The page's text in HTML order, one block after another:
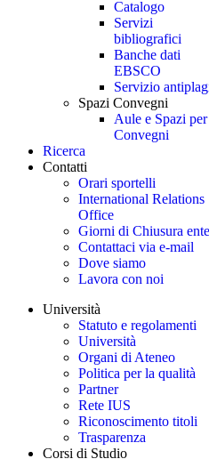
Catalogo
Servizi
bibliografici
Banche dati
EBSCO
Servizio
Spazi Convegni
Aule e Spazi per
Convegni
Ricerca
Contatti
Orari sportelli
International Relations
Office
Giorni di Chiusura ente
Contattaci via e-mail
Dove siamo
Lavora con noi
Università
Statuto e regolamenti
Università
Organi di Ateneo
Politica per la qualità
Partner
Rete IUS
Riconoscimento titoli
Trasparenza
Corsi di Studio